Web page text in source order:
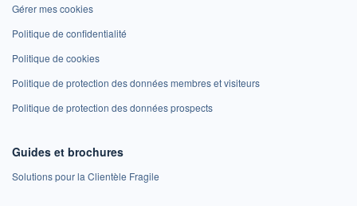
Gérer mes cookies
Politique de confidentialité
Politique de cookies
Politique de protection des données membres et visiteurs
Politique de protection des données prospects
Guides et brochures
Solutions pour la Clientèle Fragile